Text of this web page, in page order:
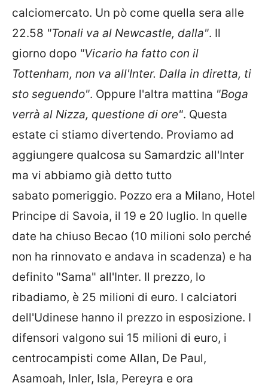
calciomercato. Un pò come quella sera alle
22.58 "Tonali va al Newcastle, dalla". Il
giorno dopo "Vicario ha fatto con il
Tottenham, non va all'Inter. Dalla in diretta, ti
sto seguendo". Oppure l'altra mattina "Boga
verrà al Nizza, questione di ore". Questa
estate ci stiamo divertendo. Proviamo ad
aggiungere qualcosa su Samardzic all'Inter
ma vi abbiamo già detto tutto
sabato pomeriggio. Pozzo era a Milano, Hotel
Principe di Savoia, il 19 e 20 luglio. In quelle
date ha chiuso Becao (10 milioni solo perché
non ha rinnovato e andava in scadenza) e ha
definito "Sama" all'Inter. Il prezzo, lo
ribadiamo, è 25 milioni di euro. I calciatori
dell'Udinese hanno il prezzo in esposizione. I
difensori valgono sui 15 milioni di euro, i
centrocampisti come Allan, De Paul,
Asamoah, Inler, Isla, Pereyra e ora